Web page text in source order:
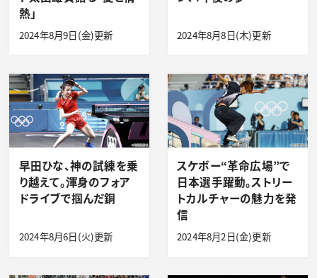
熱」
2024年8月9日(金)更新 2024年8月8日(木)更新
早田ひな、神の試練を乗
り越えて。渾身のフォア
ドライブで掴んだ銅
2024年8月6日(火)更新
スケボー“革命広場”で
日本選手躍動。ストリー
トカルチャーの魅力を発
信
2024年8月2日(金)更新